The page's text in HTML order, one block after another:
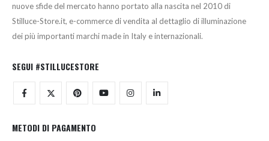
nuove sfide del mercato hanno portato alla nascita nel 2010 di
Stilluce-Store.it, e-commerce di vendita al dettaglio di illuminazione
dei più importanti marchi made in Italy e internazionali.
SEGUI #STILLUCESTORE
METODI DI PAGAMENTO